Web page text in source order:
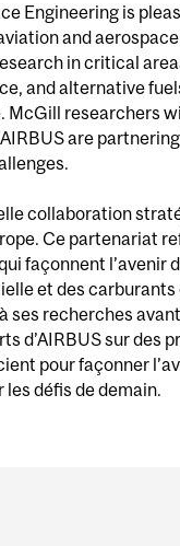
Engineering is
and
in critical
and alternative
researchers
are
collaboration
Ce partenariat
façonnent l’avenir
et des
ses recherches
d’AIRBUS sur des
pour façonner
défis de demain.